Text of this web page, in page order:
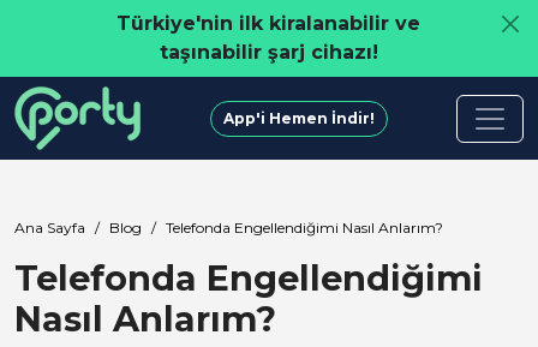
Türkiye'nin ilk kiralanabilir ve
taşınabilir şarj cihazı!
App'i Hemen İndir!
Ana Sayfa Blog Telefonda Engellendiğimi Nasıl Anlarım?
Telefonda Engellendiğimi
Nasıl Anlarım?